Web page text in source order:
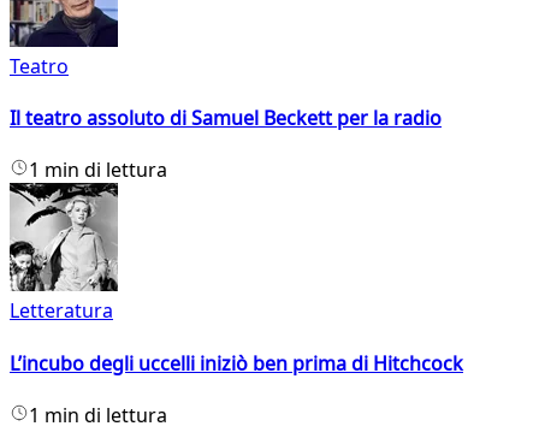
Teatro
Il teatro assoluto di Samuel Beckett per la radio
1 min di lettura
Letteratura
L’incubo degli uccelli iniziò ben prima di Hitchcock
1 min di lettura